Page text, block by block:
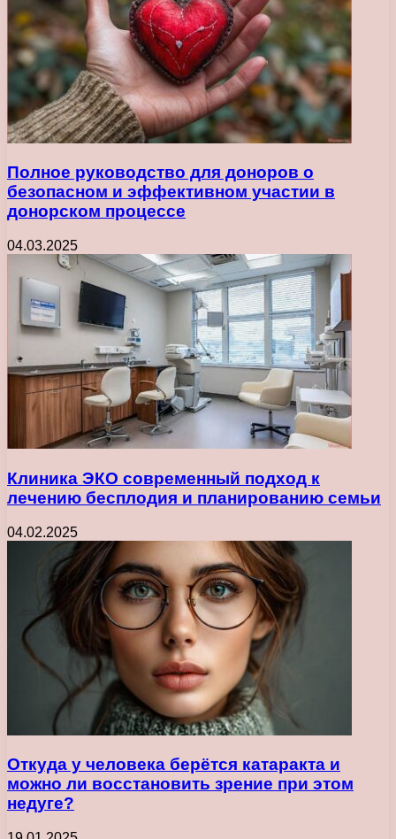
Полное руководство для доноров о
безопасном и эффективном участии в
донорском процессе
04.03.2025
Клиника ЭКО современный подход к
лечению бесплодия и планированию семьи
04.02.2025
Откуда у человека берётся катаракта и
можно ли восстановить зрение при этом
недуге?